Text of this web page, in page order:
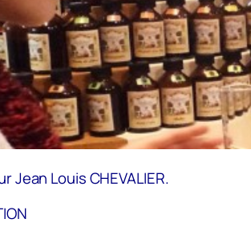
Jean­ Louis CHEVALIER.